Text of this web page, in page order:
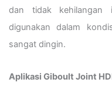
dan tidak kehilangan
digunakan dalam
sangat dingin.
Aplikasi Giboult Joint